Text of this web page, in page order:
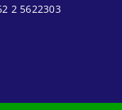
2 5622303